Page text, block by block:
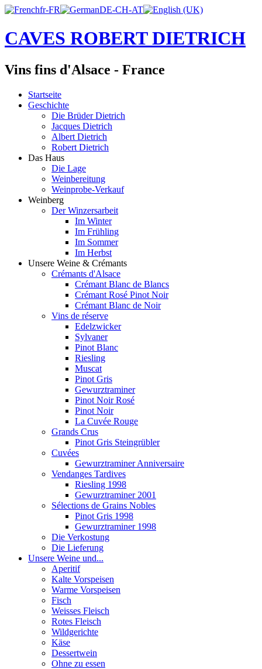
CAVES ROBERT DIETRICH
Vins fins d'Alsace - France
Startseite
Geschichte
Die Brüder Dietrich
Jacques Dietrich
Albert Dietrich
Robert Dietrich
Das Haus
Die Lage
Weinbereitung
Weinprobe-Verkauf
Weinberg
Der Winzersarbeit
Im Winter
Im Frühling
Im Sommer
Im Herbst
Unsere Weine & Crémants
Crémants d'Alsace
Crémant Blanc de Blancs
Crémant Rosé Pinot Noir
Crémant Blanc de Noir
Vins de réserve
Edelzwicker
Sylvaner
Pinot Blanc
Riesling
Muscat
Pinot Gris
Gewurztraminer
Pinot Noir Rosé
Pinot Noir
La Cuvée Rouge
Grands Crus
Pinot Gris Steingrübler
Cuvées
Gewurztraminer Anniversaire
Vendanges Tardives
Riesling 1998
Gewurztraminer 2001
Sélections de Grains Nobles
Pinot Gris 1998
Gewurztraminer 1998
Die Verkostung
Die Lieferung
Unsere Weine und...
Aperitif
Kalte Vorspeisen
Warme Vorspeisen
Fisch
Weisses Fleisch
Rotes Fleisch
Wildgerichte
Käse
Dessertwein
Ohne zu essen